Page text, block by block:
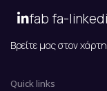
fab fa-
Βρείτε μας στον χάρτη
Quick links